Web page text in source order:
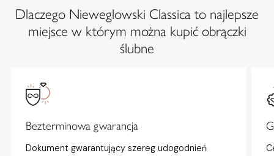
Dlaczego Nieweglowski Classica to najlepsze
miejsce w którym można kupić obrączki
ślubne
Bezterminowa gwarancja
Dokument gwarantujący szereg udogodnień